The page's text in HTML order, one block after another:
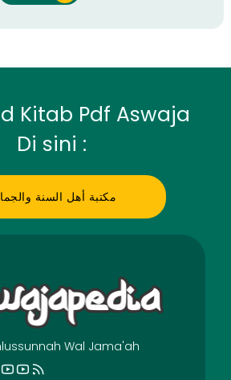
Kitab Pdf Aswaja
Di sini :
مكتبة أهل السنة
Wal Jama'ah